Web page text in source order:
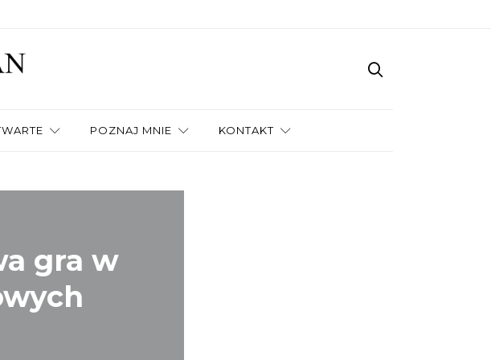
POZNAJ MNIE KONTAKT
gra w